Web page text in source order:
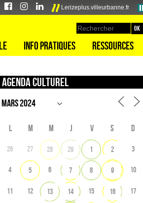
Lerizeplus.villeurbanne.fr
Info pratiques Ressources
Agenda culturel
L M M J V S D
26 27 28 29 1 2 3
4 5 6 7 8 9 10
11 12 13 14 15 16 17